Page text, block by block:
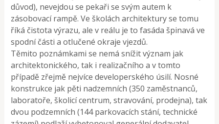
důvod), nevejdou se pekaři se svým autem k
zásobovací rampě. Ve školách architektury se tomu
říká čistota výrazu, ale v reálu je to fasáda špinavá ve
spodní části a otlučené okraje vjezdů.
Těmito poznámkami se nemá snížit význam jak
architektonického, tak i realizačního a v tomto
případě zřejmě nejvíce developerského úsilí. Nosné
konstrukce jak pěti nadzemních (350 zaměstnanců,
laboratoře, školicí centrum, stravování, prodejna), tak
dvou podzemních (144 parkovacích stání, technické